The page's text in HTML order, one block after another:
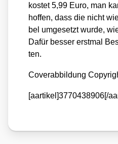
kos­tet 5,99 Euro, man
hof­fen, dass die nicht
bel umge­setzt wur­de,
Dafür bes­ser erst­mal
ten.
Cover­ab­bil­dung
[aartikel]3770438906[/